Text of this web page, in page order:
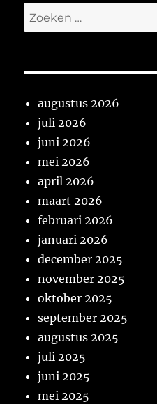
Zoeken
naar:
augustus 2026
juli 2026
juni 2026
mei 2026
april 2026
maart 2026
februari 2026
januari 2026
december 2025
november 2025
oktober 2025
september 2025
augustus 2025
juli 2025
juni 2025
mei 2025